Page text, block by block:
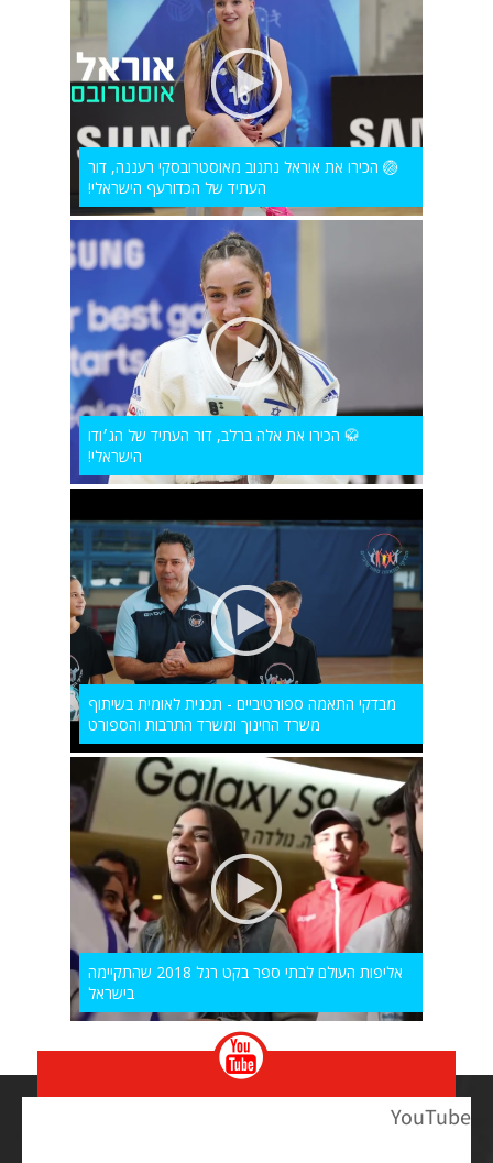
🏐 הכירו את אוראל נתנוב מאוסטרובסקי רעננה, דור
העתיד של הכדורעף הישראלי!
🥋 הכירו את אלה ברלב, דור העתיד של הג׳ודו
הישראלי!
מבדקי התאמה ספורטיביים - תכנית לאומית בשיתוף
משרד החינוך ומשרד התרבות והספורט
אליפות העולם לבתי ספר בקט רגל 2018 שהתקיימה
בישראל
YouTube